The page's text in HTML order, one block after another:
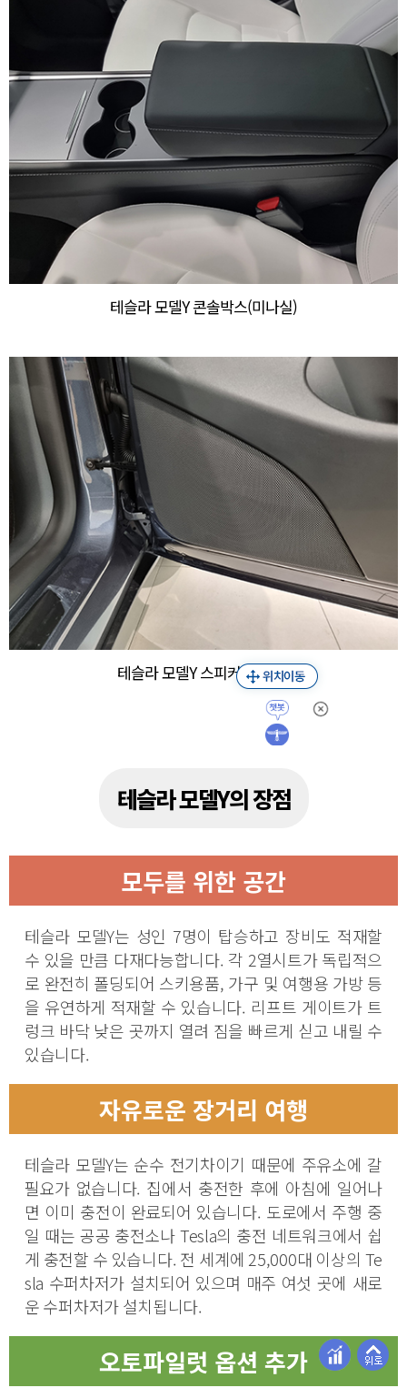
테슬라 모델Y 콘솔박스(미나실)
테슬라 모델Y 스피커(미나실)
테슬라 모델Y의 장점
모두를 위한 공간
테슬라 모델Y는 성인 7명이 탑승하고 장비도 적재할
수 있을 만큼 다재다능합니다. 각 2열시트가 독립적으
로 완전히 폴딩되어 스키용품, 가구 및 여행용 가방 등
을 유연하게 적재할 수 있습니다. 리프트 게이트가 트
렁크 바닥 낮은 곳까지 열려 짐을 빠르게 싣고 내릴 수
있습니다.
자유로운 장거리 여행
테슬라 모델Y는 순수 전기차이기 때문에 주유소에 갈
필요가 없습니다. 집에서 충전한 후에 아침에 일어나
면 이미 충전이 완료되어 있습니다. 도로에서 주행 중
일 때는 공공 충전소나 Tesla의 충전 네트워크에서 쉽
게 충전할 수 있습니다. 전 세계에 25,000대 이상의 Te
sla 수퍼차저가 설치되어 있으며 매주 여섯 곳에 새로
운 수퍼차저가 설치됩니다.
오토파일럿 옵션 추가